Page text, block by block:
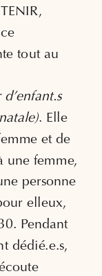
tout au
. Elle
et de
une femme,
personne
elleux,
Pendant
dédié.e.s,